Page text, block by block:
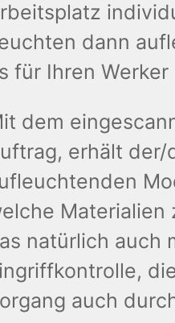
dann
für Ihren
dem
erhält der/
Materialien
natürlich auch
auch